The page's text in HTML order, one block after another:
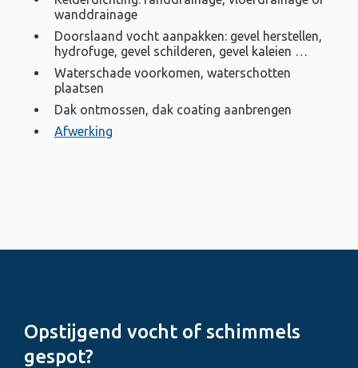
wanddrainage
Doorslaand vocht aanpakken: gevel herstellen,
hydrofuge, gevel schilderen, gevel kaleien …
Waterschade voorkomen, waterschotten
plaatsen
Dak ontmossen, dak coating aanbrengen
Afwerking
Opstijgend vocht of schimmels
gespot?